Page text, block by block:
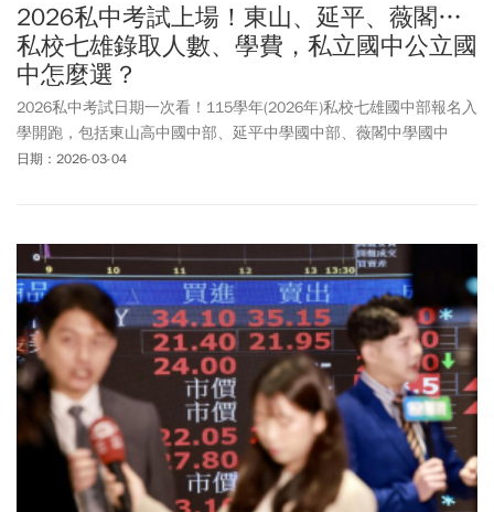
2026私中考試上場！東山、延平、薇閣…
私校七雄錄取人數、學費，私立國中公立國
中怎麼選？
2026私中考試日期一次看！115學年(2026年)私校七雄國中部報名入
學開跑，包括東山高中國中部、延平中學國中部、薇閣中學國中
部、再興中學國中部、復興中學國中部、靜心中學國中部、南山高
區，包括東山、薇閣、復興、再興都在這天開考。一文看雙北「私
校七雄」報名時間、科目、說明會資訊、學費相關整理包。
日期：2026-03-04